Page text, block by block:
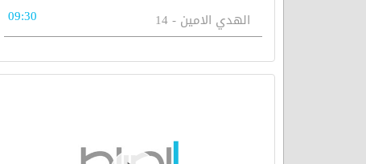
الهدي الامين - 14 09:30